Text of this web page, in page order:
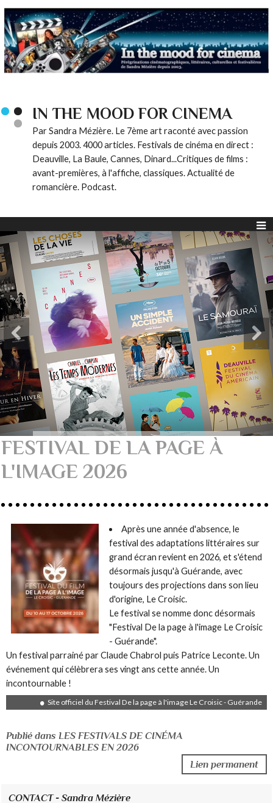
IN THE MOOD FOR CINEMA
Par Sandra Mézière. Le 7ème art raconté avec passion
depuis 2003. 4000 articles. Festivals de cinéma en direct :
Deauville, La Baule, Cannes, Dinard...Critiques de films :
avant-premières, à l'affiche, classiques. Actualité de
romancière. Podcast.
FESTIVAL DE LA PAGE À
L'IMAGE 2026
Après une année d'absence, le
festival des adaptations littéraires sur
grand écran revient en 2026, et s'étend
désormais jusqu'à Guérande, avec
toujours des projections dans son lieu
d'origine, Le Croisic.
Le festival se nomme donc désormais
"Festival De la page à l'image Le Croisic
- Guérande".
Un festival parrainé par Claude Chabrol puis Patrice Leconte. Un
événement qui célèbrera ses vingt ans cette année. Un
incontournable !
Site officiel du Festival De la page à l'image Le Croisic - Guérande
Publié dans LES FESTIVALS DE CINÉMA
INCONTOURNABLES EN 2026
Lien permanent
CONTACT - Sandra Mézière